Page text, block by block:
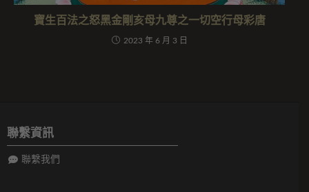
寶生百法之怒黑金剛亥母九尊之一切空行母彩唐
2023 年 6 月 3 日
聯繫資訊
聯繫我們